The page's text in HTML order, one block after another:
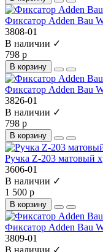
Фиксатор Adden Bau
3808-01
В наличии ✓
798 р
В корзину
Фиксатор Adden Bau
3826-01
В наличии ✓
798 р
В корзину
Ручка Z-203 матовый
3606-01
В наличии ✓
1 500 р
В корзину
Фиксатор Adden Bau
3809-01
В наличии ✓